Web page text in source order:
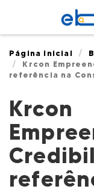
Página Inicial
Krcon
referência na
Krcon